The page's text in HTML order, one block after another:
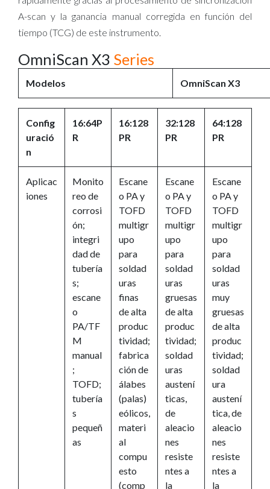
A-scan y la ganancia manual corregida en función del
tiempo (TCG) de este instrumento.
OmniScan X3 Series
Modelos OmniScan X3
Config
uració
n
16:64P
R
16:128
PR
32:128
PR
64:128
PR
Aplicac
iones
Monito
reo de
corrosi
ón;
integri
dad de
tubería
s;
escane
o
PA/TF
M
manual
;
TOFD;
tubería
s
pequeñ
as
Escane
o PA y
TOFD
multigr
upo
para
soldad
uras
finas
de alta
produc
tividad;
fabrica
ción de
álabes
(palas)
eólicos,
materi
al
compu
esto
(comp
Escane
o PA y
TOFD
multigr
upo
para
soldad
uras
gruesas
de alta
produc
tividad;
soldad
uras
austení
ticas,
de
aleacio
nes
resiste
ntes a
la
Escane
o PA y
TOFD
multigr
upo
para
soldad
uras
muy
gruesas
de alta
produc
tividad;
soldad
ura
austení
tica, de
aleacio
nes
resiste
ntes a
la